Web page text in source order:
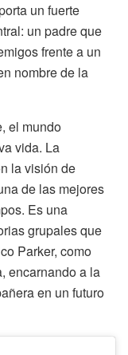
un fuerte
un padre que
frente a un
nombre de la
el mundo
vida. La
la visión de
de las mejores
Es una
grupales que
Parker, como
encarnando a la
en un futuro